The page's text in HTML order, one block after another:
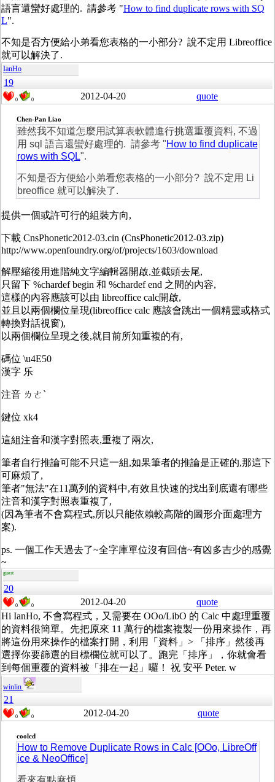
語言還蠻好處理的. 請參考 "How to find duplicate rows with SQ
L".
不知是否方便給小弟看您表格的一小部分? 說不定用 Libreoffice
就可以解決了.
IanHo
19
0 0 2012-04-20 quote
Chen-Pan Liao
雖然我不知道怎麼用試算表軟體進行挑選重覆資料, 不過
用 sql 語言還蠻好處理的. 請參考 "How to find duplicate
rows with SQL".
不知是否方便給小弟看您表格的一小部分? 說不定用 Li
breoffice 就可以解決了.
提供一個或許可行的組裝方向,
下載 CnsPhonetic2012-03.cin (CnsPhonetic2012-03.zip)
http://www.openfoundry.org/of/projects/1603/download
解壓縮後用進階純文字編輯器開啟,並截頭去尾,
只留下 %chardef begin 和 %chardef end 之間的內容,
這樣的內容應該可以由 libreoffice calc開啟,
並且以兩個欄位呈現(libreoffice calc 應該會跳出一個精靈或格式
轉換對話視窗),
以兩個欄位呈現之後,就目前所知重複的有,
碼位 \u4E50
漢字 乐
注音 ㄌㄜˋ
鍵位 xk4
這組注音和漢字對照表,重複了兩次,
筆者自行推論可能不只這一組,如果筆者的推論是正確的,那這下
可麻煩了,
筆者"無法"在11萬列的資料中,有效且快速的找出到底還有哪些
注音和漢字對照表重複了,
(因為筆者不會寫程式,所以只能依賴較高階的圖形介面處理方
案).
ps. 一個工作天過去了~全字庫單位沒有回信~有凶多吉少的感覺
~
guest
20
0 0 2012-04-20
quote
Hi IanHo, 不會寫程式，又需要在 OOo/LibO 的 Calc 中處理重覆
的資料很簡單。先把原來 11 萬行的檔案複製一份用來操作，再
將這份用來操作的檔案打開，利用「資料」> 「排序」然後再
選擇你要篩選的目標欄位就可以了。跑完「排序」，你就會看
到每個重覆的資料被「排在一起」囉！ 祝 安平 Peter. w
winlin
21
0 0 2012-04-20 quote
coolcd
How to Remove Duplicate Rows in Calc [OOo, LibreOff
ice & NeoOffice]